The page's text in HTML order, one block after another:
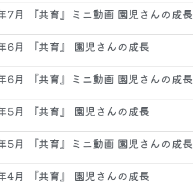
月 『共育』ミニ動画 園児さんの成長
月 『共育』 園児さんの成長
月 『共育』ミニ動画 園児さんの成長
月 『共育』 園児さんの成長
月 『共育』ミニ動画 園児さんの成長
月 『共育』 園児さんの成長